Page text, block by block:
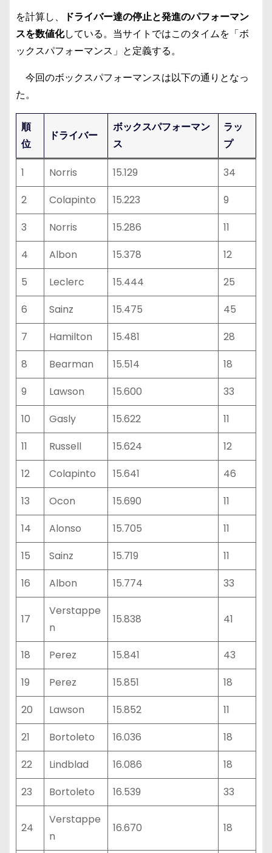
を計算し、
ドライバー達の停止と発進のパフォーマン
スを数値化している。当サイトではこのタイムを「ボ
ックスパフォーマンス」と定義する。
今回のボックスパフォーマンスは以下の通りとなっ
た。
順
位
ドライバー
ボックスパフォーマン
ス
ラッ
プ
1 Norris 15.129
34
2
Colapinto 15.223
9
3
Norris 15.286
11
4
Albon 15.378
12
5
Leclerc 15.444
25
6
Sainz 15.475
45
7
Hamilton 15.481
28
8
Bearman 15.514
18
9
Lawson 15.600
33
10
Gasly 15.622
11
11
Russell 15.624
12
12
Colapinto 15.641
46
13
Ocon 15.690
11
14
Alonso 15.705
11
15
Sainz 15.719
11
16
Albon 15.774 33
17
Verstappe
n
15.838 41
18 Perez 15.841
43
19
Perez 15.851
18
20
Lawson 15.852
11
21
Bortoleto 16.036
18
22
Lindblad 16.086
18
23
Bortoleto 16.539 33
24
Verstappe
n
16.670 18